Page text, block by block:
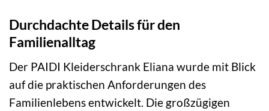
Durchdachte Details für den
Familienalltag
Der PAIDI Kleiderschrank Eliana wurde mit Blick
auf die praktischen Anforderungen des
Familienlebens entwickelt. Die großzügigen